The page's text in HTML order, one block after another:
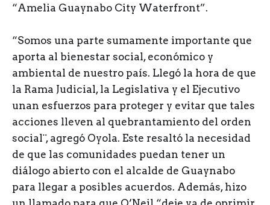
“Amelia Guaynabo City Waterfront”.
“Somos una parte sumamente importante que
aporta al bienestar social, económico y
ambiental de nuestro país. Llegó la hora de que
la Rama Judicial, la Legislativa y el Ejecutivo
unan esfuerzos para proteger y evitar que tales
acciones lleven al quebrantamiento del orden
social¨, agregó Oyola. Este resaltó la necesidad
de que las comunidades puedan tener un
diálogo abierto con el alcalde de Guaynabo
para llegar a posibles acuerdos. Además, hizo